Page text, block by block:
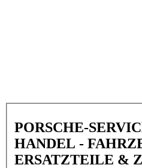
PORSCHE-
HANDEL -
ERSATZTEILE &